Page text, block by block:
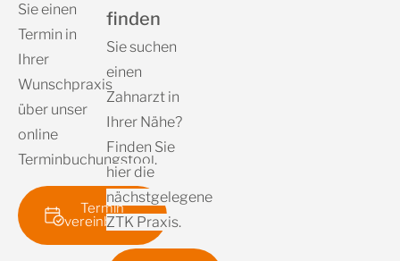
Sie einen
Termin in
Ihrer
Wunschpraxis
über unser
online
Terminbuchungstool.
Termin
vereinbaren
finden
Sie suchen
einen
Zahnarzt in
Ihrer Nähe?
Finden Sie
hier die
nächstgelegene
ZTK Praxis.